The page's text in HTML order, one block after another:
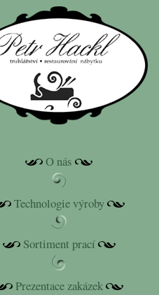
O nás
Technologie výroby
Sortiment prací
Prezentace zakázek